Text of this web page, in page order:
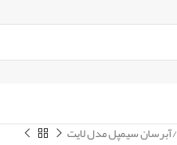
آبرسان سیمپل مدل لایت